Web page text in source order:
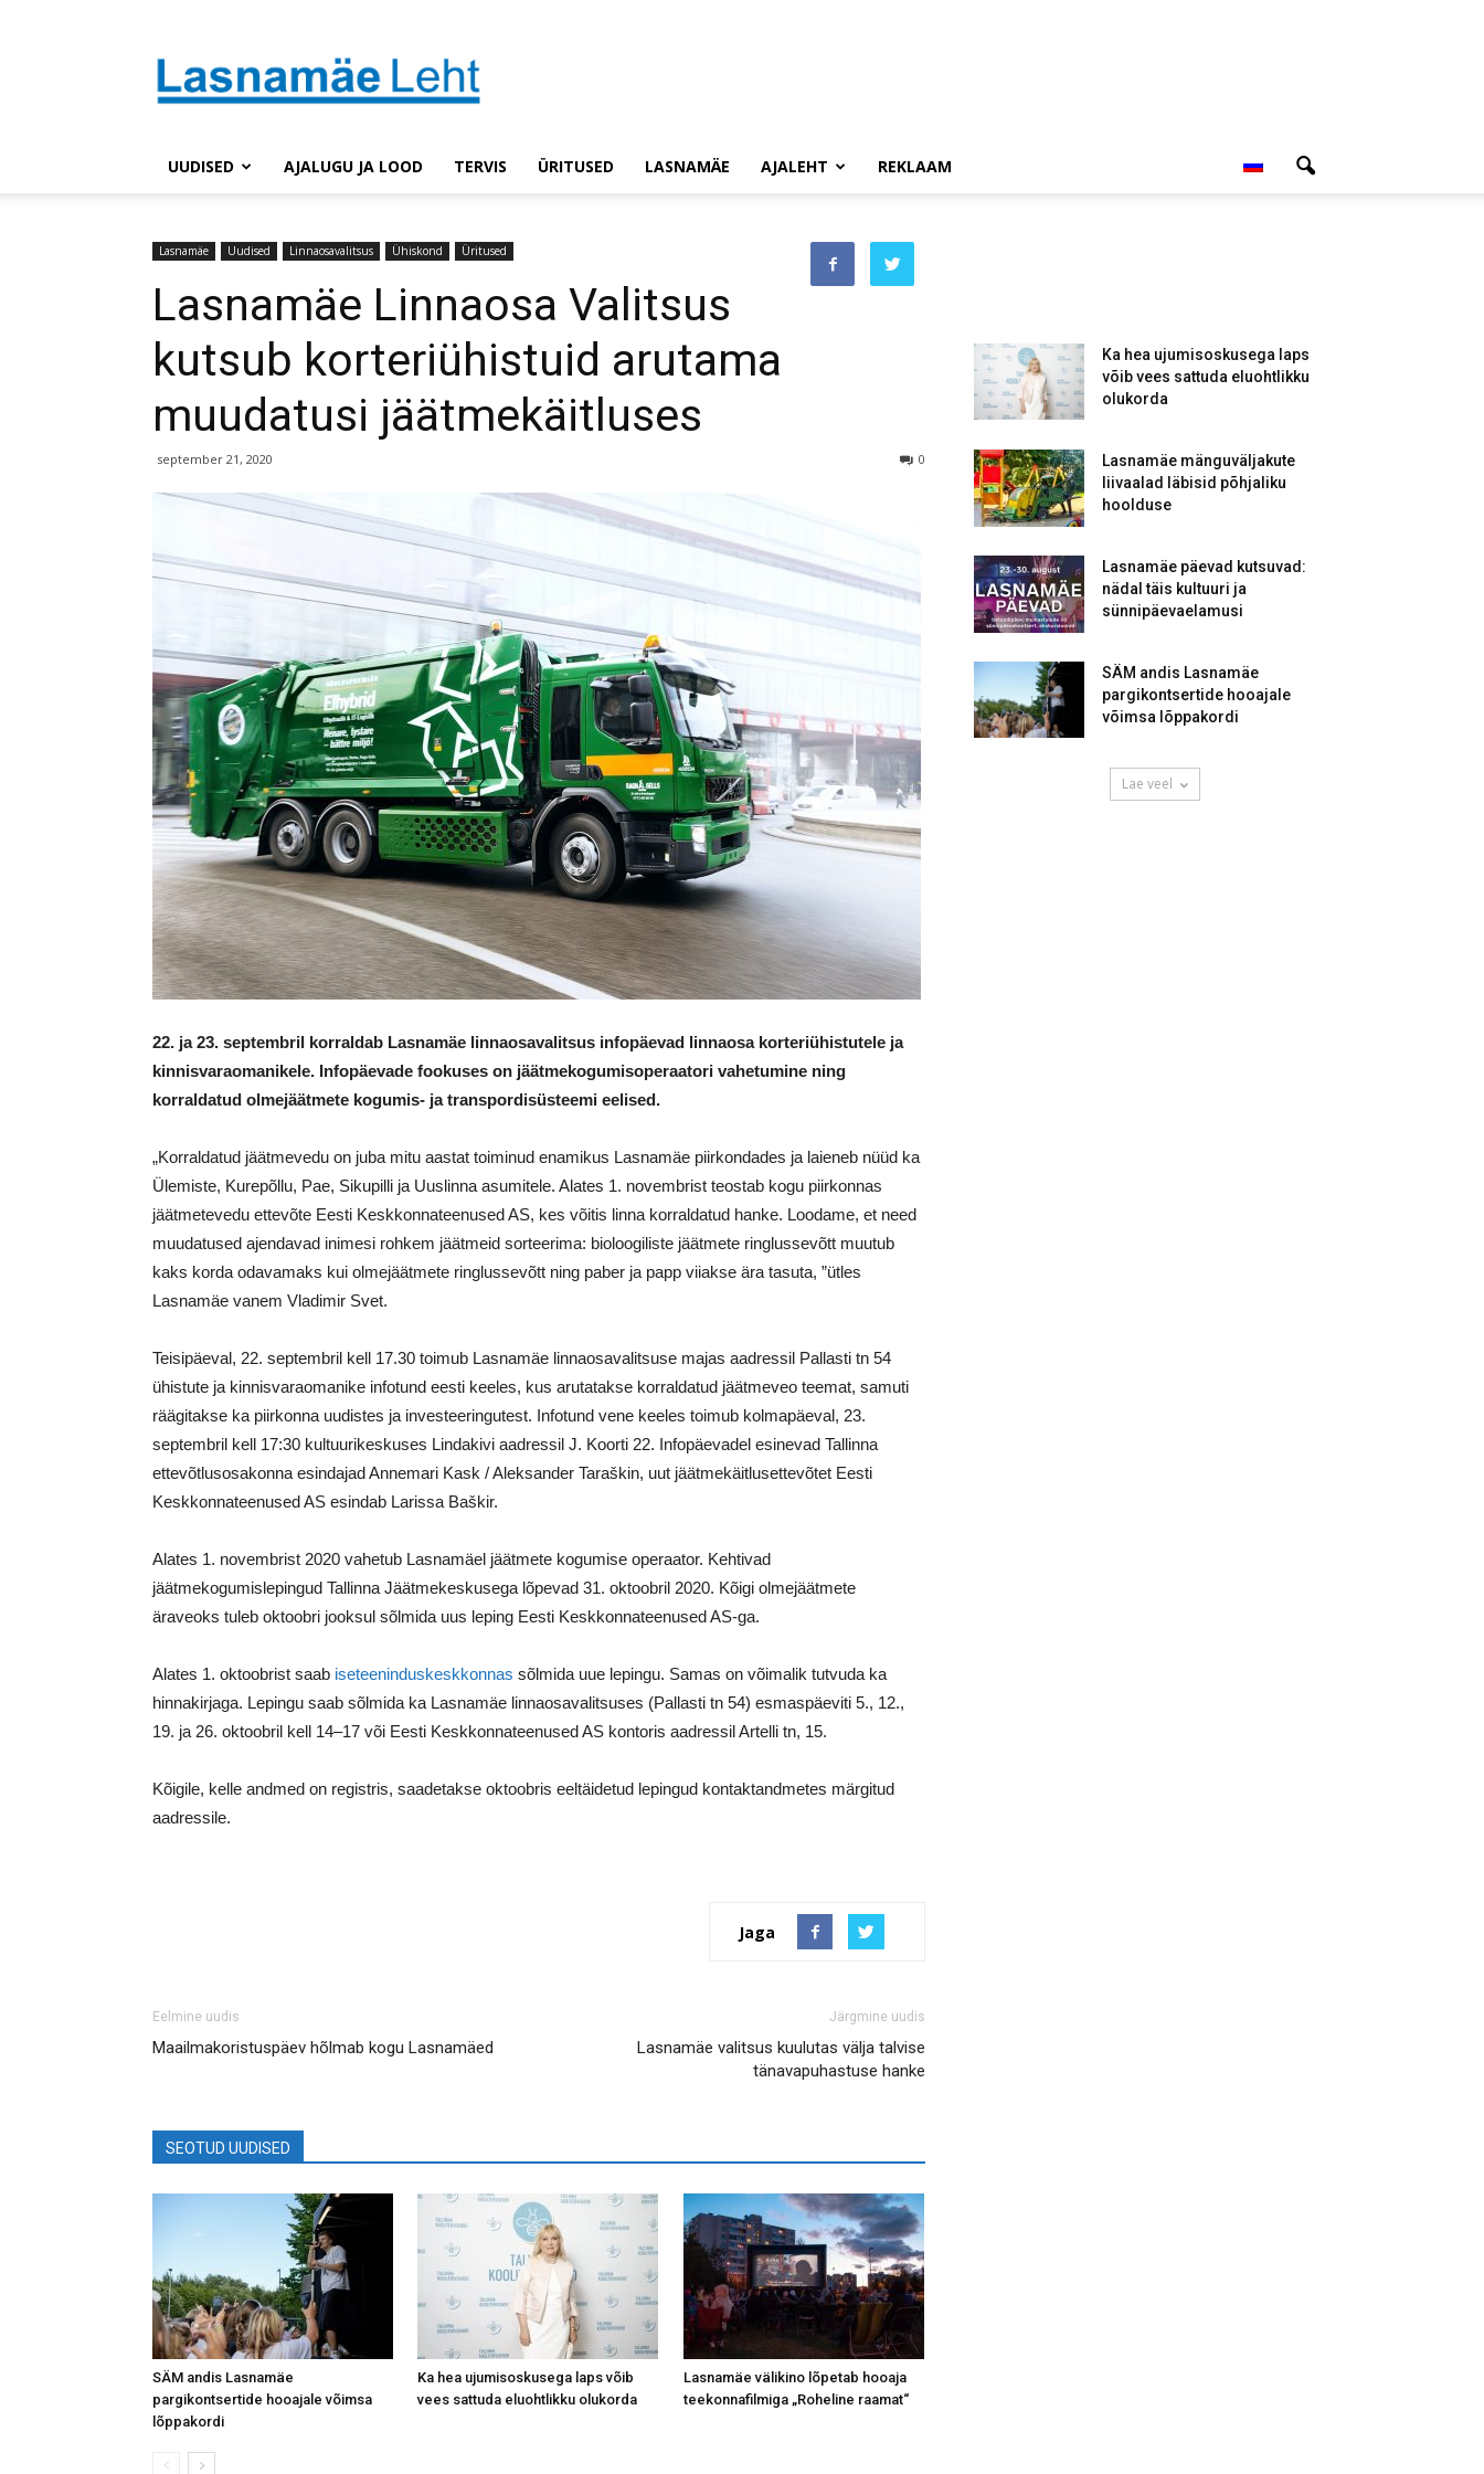
UUDISED AJALUGU JA LOOD TERVIS ÜRITUSED LASNAMÄE AJALEHT REKLAAM
Lasnamäe Uudised Linnaosavalitsus Ühiskond Üritused
Lasnamäe Linnaosa Valitsus
kutsub korteriühistuid arutama
muudatusi jäätmekäitluses
september 21, 2020 0
22. ja 23. septembril korraldab Lasnamäe linnaosavalitsus infopäevad linnaosa korteriühistutele ja
kinnisvaraomanikele. Infopäevade fookuses on jäätmekogumisoperaatori vahetumine ning
korraldatud olmejäätmete kogumis- ja transpordisüsteemi eelised.
„Korraldatud jäätmevedu on juba mitu aastat toiminud enamikus Lasnamäe piirkondades ja laieneb nüüd ka
Ülemiste, Kurepõllu, Pae, Sikupilli ja Uuslinna asumitele. Alates 1. novembrist teostab kogu piirkonnas
jäätmetevedu ettevõte Eesti Keskkonnateenused AS, kes võitis linna korraldatud hanke. Loodame, et need
muudatused ajendavad inimesi rohkem jäätmeid sorteerima: bioloogiliste jäätmete ringlussevõtt muutub
kaks korda odavamaks kui olmejäätmete ringlussevõtt ning paber ja papp viiakse ära tasuta, ”ütles
Lasnamäe vanem Vladimir Svet.
Teisipäeval, 22. septembril kell 17.30 toimub Lasnamäe linnaosavalitsuse majas aadressil Pallasti tn 54
ühistute ja kinnisvaraomanike infotund eesti keeles, kus arutatakse korraldatud jäätmeveo teemat, samuti
räägitakse ka piirkonna uudistes ja investeeringutest. Infotund vene keeles toimub kolmapäeval, 23.
septembril kell 17:30 kultuurikeskuses Lindakivi aadressil J. Koorti 22. Infopäevadel esinevad Tallinna
ettevõtlusosakonna esindajad Annemari Kask / Aleksander Taraškin, uut jäätmekäitlusettevõtet Eesti
Keskkonnateenused AS esindab Larissa Baškir.
Alates 1. novembrist 2020 vahetub Lasnamäel jäätmete kogumise operaator. Kehtivad
jäätmekogumislepingud Tallinna Jäätmekeskusega lõpevad 31. oktoobril 2020. Kõigi olmejäätmete
äraveoks tuleb oktoobri jooksul sõlmida uus leping Eesti Keskkonnateenused AS-ga.
Alates 1. oktoobrist saab iseteeninduskeskkonnas sõlmida uue lepingu. Samas on võimalik tutvuda ka
hinnakirjaga. Lepingu saab sõlmida ka Lasnamäe linnaosavalitsuses (Pallasti tn 54) esmaspäeviti 5., 12.,
19. ja 26. oktoobril kell 14–17 või Eesti Keskkonnateenused AS kontoris aadressil Artelli tn, 15.
Kõigile, kelle andmed on registris, saadetakse oktoobris eeltäidetud lepingud kontaktandmetes märgitud
aadressile.
Jaga
Eelmine uudis
Maailmakoristuspäev hõlmab kogu Lasnamäed
Järgmine uudis
Lasnamäe valitsus kuulutas välja talvise
tänavapuhastuse hanke
SEOTUD UUDISED
SÄM andis Lasnamäe
pargikontsertide hooajale võimsa
lõppakordi
Ka hea ujumisoskusega laps võib
vees sattuda eluohtlikku olukorda
Lasnamäe välikino lõpetab hooaja
teekonnafilmiga „Roheline raamat“
Ka hea ujumisoskusega laps
võib vees sattuda eluohtlikku
olukorda
Lasnamäe mänguväljakute
liivaalad läbisid põhjaliku
hoolduse
Lasnamäe päevad kutsuvad:
nädal täis kultuuri ja
sünnipäevaelamusi
SÄM andis Lasnamäe
pargikontsertide hooajale
võimsa lõppakordi
Lae veel